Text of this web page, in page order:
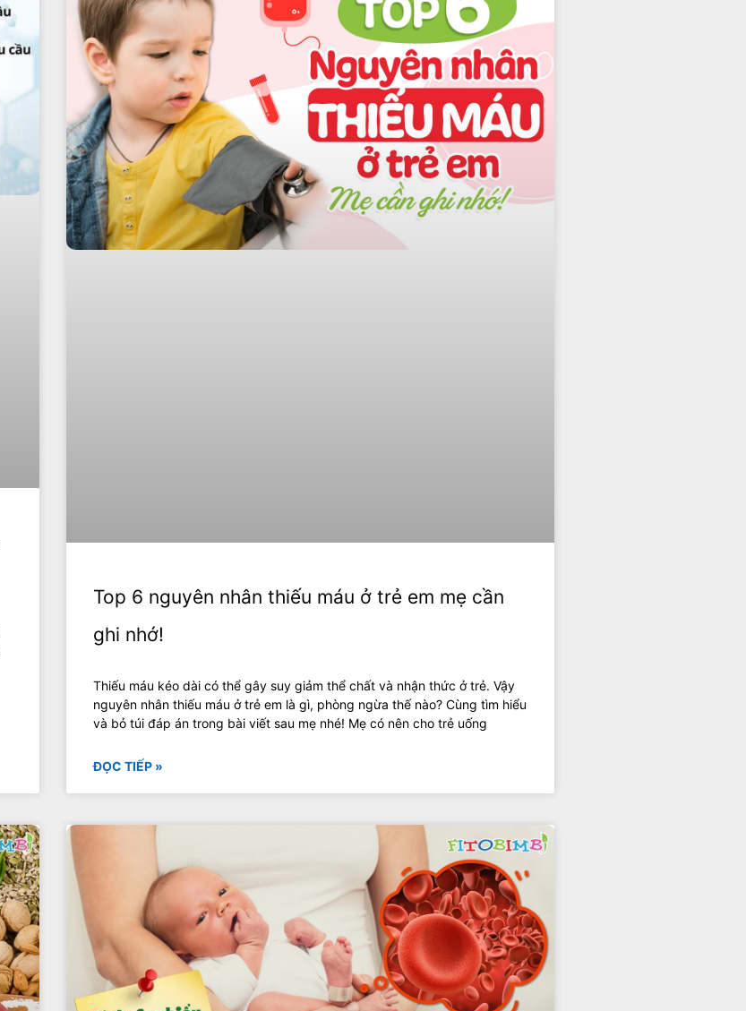
Top 6 nguyên nhân thiếu máu ở trẻ em mẹ cần
ghi nhớ!
Thiếu máu kéo dài có thể gây suy giảm thể chất và nhận thức ở trẻ. Vậy
nguyên nhân thiếu máu ở trẻ em là gì, phòng ngừa thế nào? Cùng tìm hiểu
và bỏ túi đáp án trong bài viết sau mẹ nhé! Mẹ có nên cho trẻ uống
ĐỌC TIẾP »